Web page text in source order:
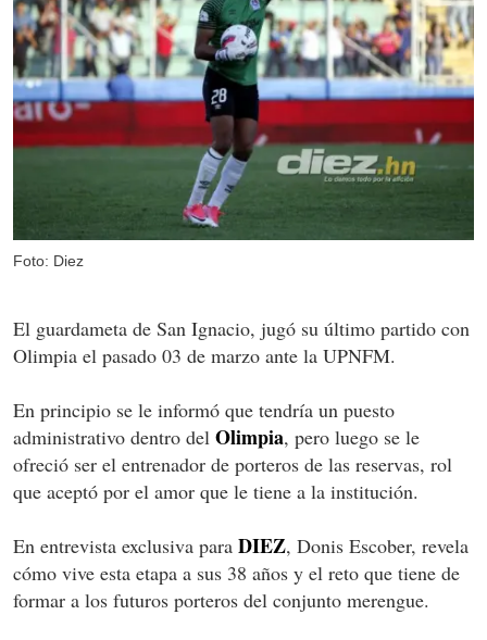
Foto: Diez
El guardameta de San Ignacio, jugó su último partido con
Olimpia el pasado 03 de marzo ante la UPNFM.
En principio se le informó que tendría un puesto
administrativo dentro del Olimpia, pero luego se le
ofreció ser el entrenador de porteros de las reservas, rol
que aceptó por el amor que le tiene a la institución.
En entrevista exclusiva para DIEZ, Donis Escober, revela
cómo vive esta etapa a sus 38 años y el reto que tiene de
formar a los futuros porteros del conjunto merengue.